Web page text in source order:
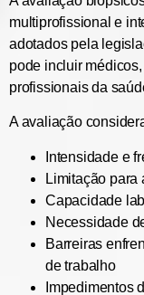
multiprofissional e
adotados pela
pode incluir
profissionais da
A avaliação
Intensidade e
Limitação para
Capacidade
Necessidade
Barreiras
de trabalho
Impedimentos